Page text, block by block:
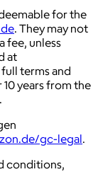
for the
. They may not
fee, unless
at
terms and
years from the
gc-legal.
conditions,